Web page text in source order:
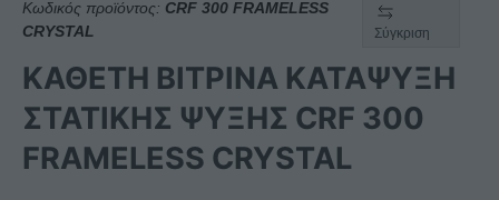
Κωδικός προϊόντος: CRF 300 FRAMELESS
CRYSTAL
Σύγκριση
ΚΑΘΕΤΗ ΒΙΤΡΙΝΑ ΚΑΤΑΨΥΞΗ
ΣΤΑΤΙΚΗΣ ΨΥΞΗΣ CRF 300
FRAMELESS CRYSTAL